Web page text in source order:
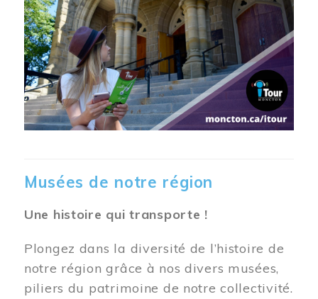
Musées de notre région
Une histoire qui transporte !
Plongez dans la diversité de l’histoire de
notre région grâce à nos divers musées,
piliers du patrimoine de notre collectivité.